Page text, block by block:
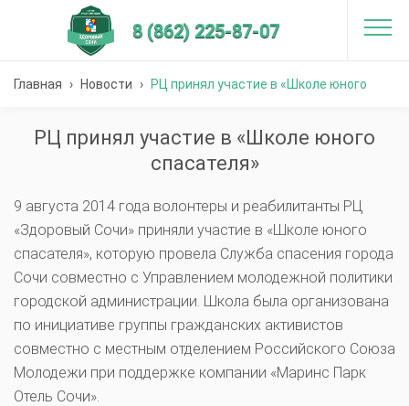
8 (862) 225-87-07
Главная › Новости › РЦ принял участие в «Школе юного
спасателя»
РЦ принял участие в «Школе юного
спасателя»
9 августа 2014 года волонтеры и реабилитанты РЦ
«Здоровый Сочи» приняли участие в «Школе юного
спасателя», которую провела Служба спасения города
Сочи совместно с Управлением молодежной политики
городской администрации. Школа была организована
по инициативе группы гражданских активистов
совместно с местным отделением Российского Союза
Молодежи при поддержке компании «Маринс Парк
Отель Сочи».